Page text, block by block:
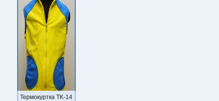
Термокуртка TK-14